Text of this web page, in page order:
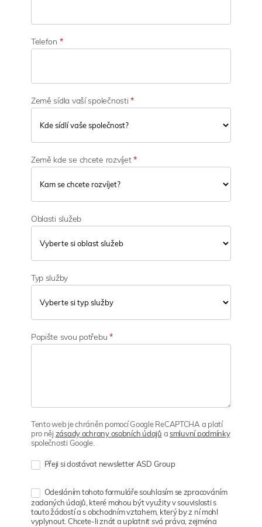
t
iTelefon *
Země sídla vaší společnosti*
Země kde se chcete rozvíjet*
Oblasti služeb
Typ služby
Popište svou potřebu*
Tento web je chráněn pomocí Google ReCAPTCHA a platí
pro nějzásady ochrany osobních údajů asmluvní podmínky
společnosti Google.
Přeji si dostávat newsletter ASD Group
Odesláním tohoto formuláře souhlasím se zpracováním
zadaných údajů, které mohou být využity v souvislosti s
touto žádostí a s obchodním vztahem, který by z ní mohl
vyplynout. Chcete-li znát a uplatnit svá práva, zejména